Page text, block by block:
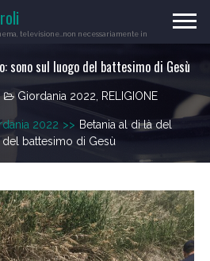
televisione…non necessariamente in
sono sul luogo del battesimo di Gesù
Giordania 2022 RELIGIONE
2022 >> Betania al di là del
battesimo di Gesù